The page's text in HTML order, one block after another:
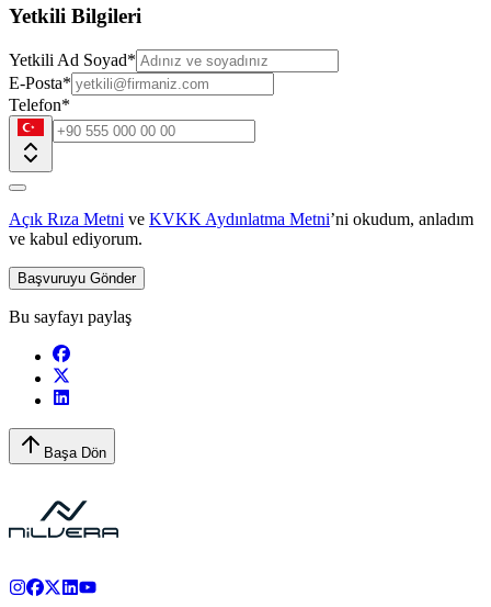
Yetkili Bilgileri
Yetkili Ad Soyad*
E-Posta*
Telefon*
Açık Rıza Metni ve KVKK Aydınlatma Metni’ni okudum, anladım
ve kabul ediyorum.
Başvuruyu Gönder
Bu sayfayı paylaş
Başa Dön